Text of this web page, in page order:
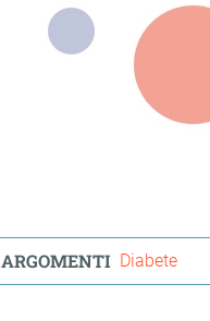
ARGOMENTI Diabete